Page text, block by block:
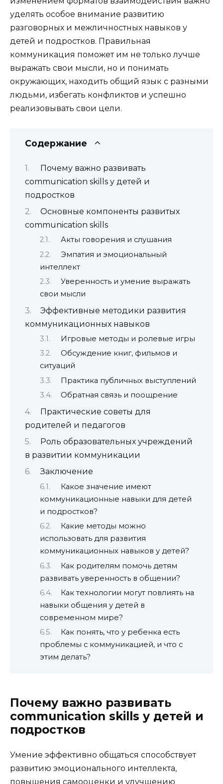
уделять особое внимание развитию
разговорных и межличностных навыков у
детей и подростков. Правильная
коммуникация поможет им не только лучше
выражать свои мысли, но и понимать
окружающих, находить общий язык с разными
людьми, избегать конфликтов и успешно
реализовывать свои цели.
Содержание
Почему важно развивать
communication skills у детей и
подростков
Основные компоненты развитых
communication skills
Акты говорения и слушания
Эмпатия и эмоциональный
интеллект
Уверенность и умение выражать
свои мысли
Эффективные методики развития
коммуникационных навыков
Игровые методы и ролевые игры
Обсуждение книг, фильмов и
ситуаций
Практика публичных выступлений
Обратная связь и поощрение
Практические советы для
родителей и педагогов
Роль образовательных учреждений
в развитии коммуникации
Заключение
Какое значение имеют
коммуникационные навыки для детей
и подростков?
Какие методы можно
использовать для развития
коммуникационных навыков у детей?
Как родителям помочь детям
развивать уверенность в общении?
Как технологии могут повлиять на
навыки общения у детей в
современном мире?
Как понять, что у ребенка есть
проблемы с коммуникацией, и что с
этим делать?
Почему важно развивать
communication skills у детей и
подростков
Умение эффективно общаться способствует
развитию эмоционального интеллекта,
повышения самооценки и улучшению